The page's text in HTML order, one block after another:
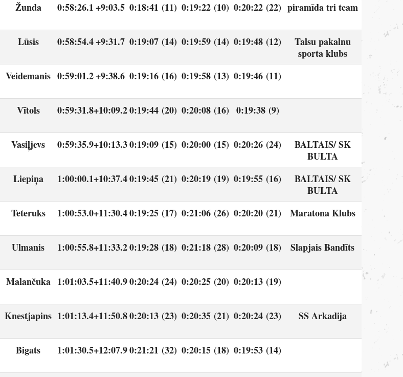
Žunda 0:58:26.1+9:03.5 0:18:41 (11) 0:19:22 (10) 0:20:22 (22) piramīda tri team
Lūsis 0:58:54.4+9:31.7 0:19:07 (14) 0:19:59 (14) 0:19:48 (12)
Talsu pakalnu
sporta klubs
Veidemanis 0:59:01.2+9:38.6 0:19:16 (16) 0:19:58 (13) 0:19:46 (11)
Vītols 0:59:31.8+10:09.20:19:44 (20) 0:20:08 (16) 0:19:38 (9)
Vasiļjevs 0:59:35.9+10:13.30:19:09 (15) 0:20:00 (15) 0:20:26 (24)
BALTAIS/ SK
BULTA
Liepiņa 1:00:00.1+10:37.40:19:45 (21) 0:20:19 (19) 0:19:55 (16)
BALTAIS/ SK
BULTA
Teteruks 1:00:53.0+11:30.40:19:25 (17) 0:21:06 (26) 0:20:20 (21) Maratona Klubs
Ulmanis 1:00:55.8+11:33.20:19:28 (18) 0:21:18 (28) 0:20:09 (18) Slapjais Bandīts
Malančuka 1:01:03.5+11:40.90:20:24 (24) 0:20:25 (20) 0:20:13 (19)
Knestjapins 1:01:13.4+11:50.80:20:13 (23) 0:20:35 (21) 0:20:24 (23) SS Arkadija
Bigats 1:01:30.5+12:07.90:21:21 (32) 0:20:15 (18) 0:19:53 (14)